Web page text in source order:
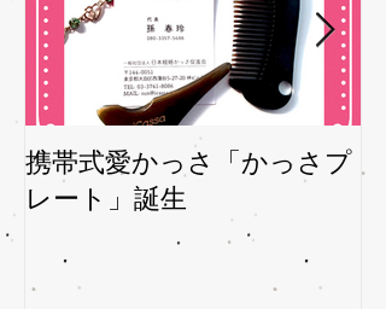
携帯式愛かっさ「かっさプ
レート」誕生